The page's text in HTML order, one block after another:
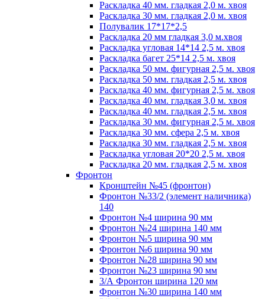
Раскладка 40 мм. гладкая 2,0 м. хвоя
Раскладка 30 мм. гладкая 2,0 м. хвоя
Полувалик 17*17*2,5
Раскладка 20 мм гладкая 3,0 м.хвоя
Раскладка угловая 14*14 2,5 м. хвоя
Раскладка багет 25*14 2,5 м. хвоя
Раскладка 50 мм. фигурная 2,5 м. хвоя
Раскладка 50 мм. гладкая 2,5 м. хвоя
Раскладка 40 мм. фигурная 2,5 м. хвоя
Раскладка 40 мм. гладкая 3,0 м. хвоя
Раскладка 40 мм. гладкая 2,5 м. хвоя
Раскладка 30 мм. фигурная 2,5 м. хвоя
Раскладка 30 мм. сфера 2,5 м. хвоя
Раскладка 30 мм. гладкая 2,5 м. хвоя
Раскладка угловая 20*20 2,5 м. хвоя
Раскладка 20 мм. гладкая 2,5 м. хвоя
Фронтон
Кронштейн №45 (фронтон)
Фронтон №33/2 (элемент наличника)
140
Фронтон №4 ширина 90 мм
Фронтон №24 ширина 140 мм
Фронтон №5 ширина 90 мм
Фронтон №6 ширина 90 мм
Фронтон №28 ширина 90 мм
Фронтон №23 ширина 90 мм
3/А Фронтон ширина 120 мм
Фронтон №30 ширина 140 мм